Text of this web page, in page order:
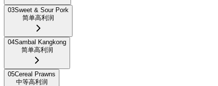
03Sweet & Sour Pork
简单高利润
04Sambal Kangkong
简单高利润
05Cereal Prawns
中等高利润